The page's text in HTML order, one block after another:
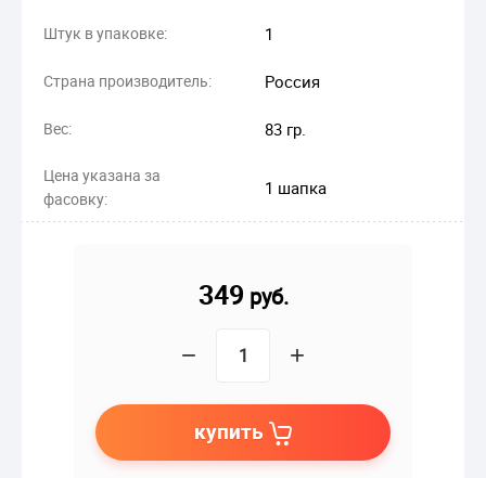
Штук в упаковке: 1
Страна производитель: Россия
Вес: 83 гр.
Цена указана за
фасовку:
1 шапка
349 руб.
− +
купить